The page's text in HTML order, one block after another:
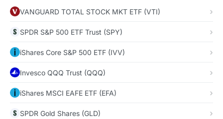
VANGUARD TOTAL STOCK MKT ETF (VTI)
SPDR S&P 500 ETF Trust (SPY)
iShares Core S&P 500 ETF (IVV)
Invesco QQQ Trust (QQQ)
iShares MSCI EAFE ETF (EFA)
SPDR Gold Shares (GLD)